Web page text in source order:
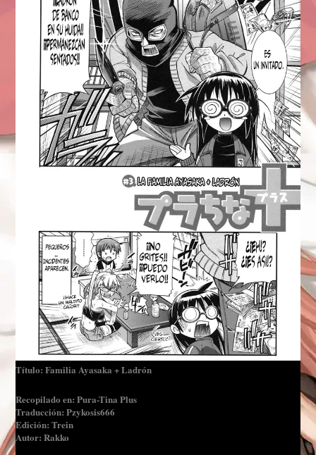
Título: Familia Ayasaka + Ladrón
Recopilado en: Pura-Tina Plus
Traducción: Pzykosis666
Edición: Trein
Autor: Rakko